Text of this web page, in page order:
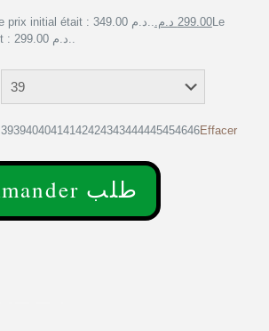
Le prix initial était : 349.00 د.م.. 299.00 د.م.Le
prix actuel est : 299.00 د.م..
39394040414142424343444445454646Effacer
Commander طلب